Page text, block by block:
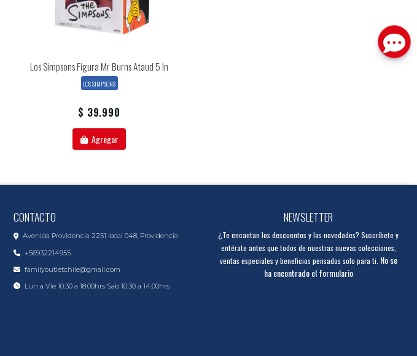
Los Simpsons Figura Mr Burns Ataud 5 In
LOS SIMPSONS
$ 39.990
Agregar
CONTACTO
Avenida Providencia 2251 local 048, Providencia
+56932214955
familyoutletchile@gmail.com
Lun a Vie 10:30 a 18:00hrs Sab 10:30 a 14:00hrs
NEWSLETTER
¿Te encantan los descuentos y las novedades? Suscríbete y
entérate antes que todos de nuestras nuevas colecciones,
ventas especiales y beneficios pensados solo para ti. No se
ha encontrado el formulario